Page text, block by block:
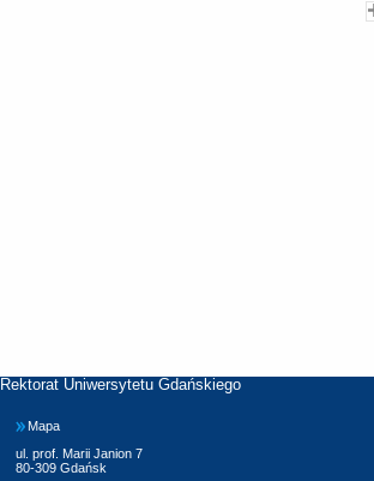
Rektorat Uniwersytetu Gdańskiego
Mapa
ul. prof. Marii Janion 7
80-309 Gdańsk